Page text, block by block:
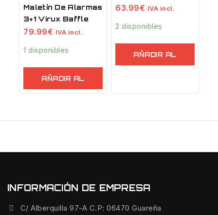
Maletín De Alarmas
3+1 Virux Baffle
79.99€ IVA incl.
1 disponibles
AÑADIR AL
CARRITO
63.99€ IVA incl.
2 disponibles
AÑADIR AL
CARRITO
INFORMACIÓN DE EMPRESA
C/ Alberquilla 97-A C.P: 06470 Guareña